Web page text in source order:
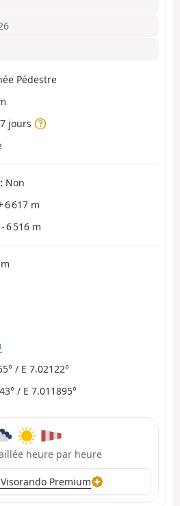
Pédestre
7 jours
Non
6 617 m
- 6 516 m
/ E 7.02122°
/ E 7.011895°
heure par heure
Premium